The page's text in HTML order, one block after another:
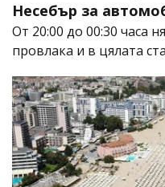
Несебър за
От 20:00 до 00:30 часа
провлака и в цялата